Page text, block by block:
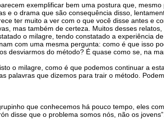
exemplificar bem uma postura que,
e o drama que são consequência disso,
ter muito a ver com o que você disse antes e
mas também de certeza. Muitos desses
o milagre, tendo constatado a experiência
com uma mesma pergunta: como é que isso
desviarmos do método? É quase como se, na
o milagre, como é que podemos continuar a
palavras que dizemos para trair o método.
que conhecemos há pouco tempo, eles
disse que o problema somos nós, não os